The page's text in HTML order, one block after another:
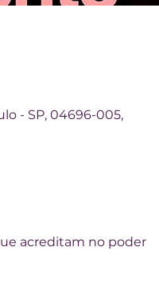
- SP, 04696-005,
acreditam no poder